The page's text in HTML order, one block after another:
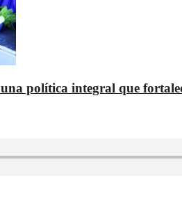
política integral que